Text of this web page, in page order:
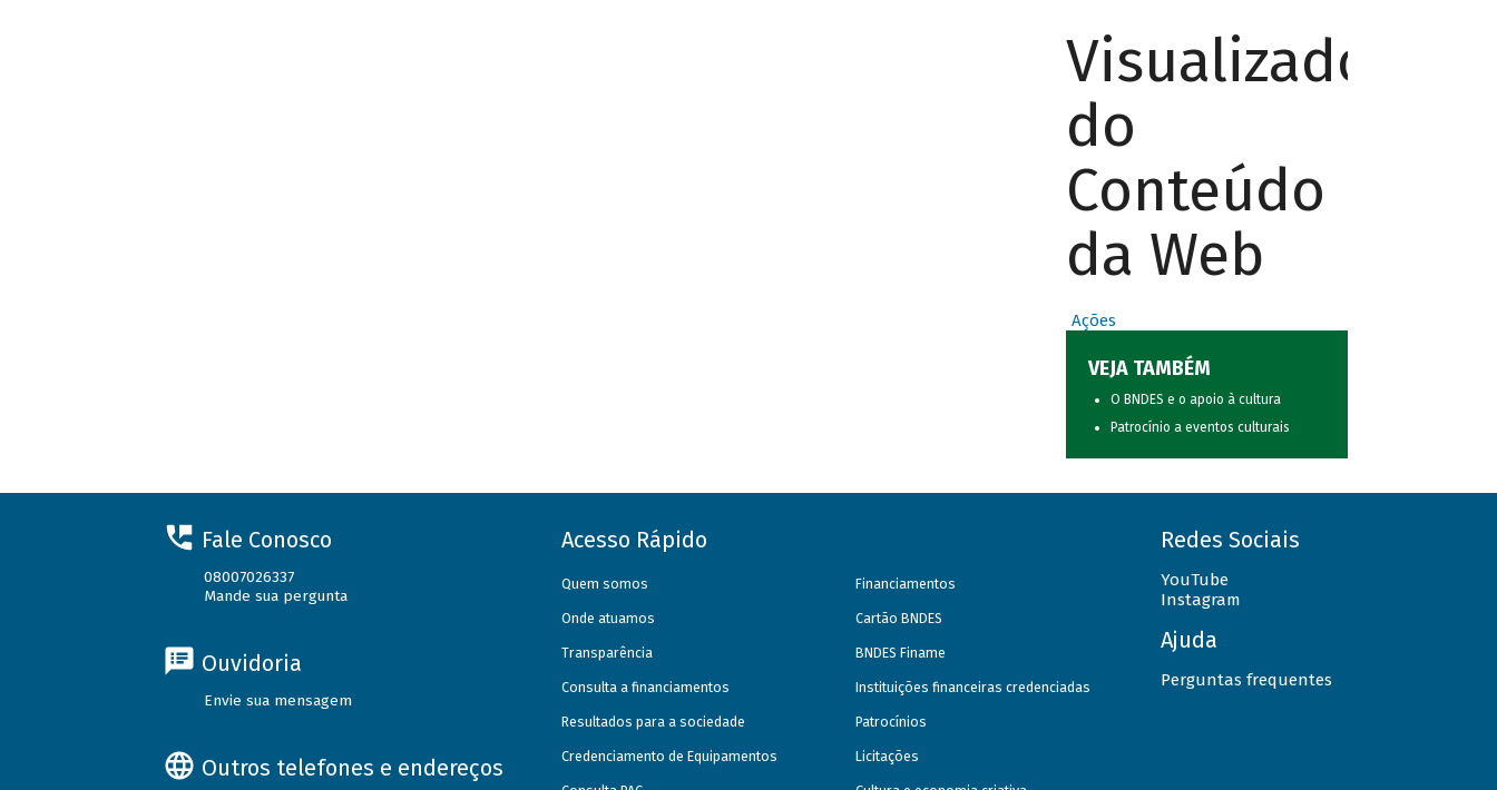
Visualizador
do
Conteúdo
da Web
Ações
VEJA TAMBÉM
O BNDES e o apoio à cultura
Patrocínio a eventos culturais
Fale Conosco
08007026337
Mande sua pergunta
Ouvidoria
Envie sua mensagem
Outros telefones e endereços
Acesso Rápido
Quem somos
Onde atuamos
Transparência
Consulta a financiamentos
Resultados para a sociedade
Credenciamento de Equipamentos
Financiamentos
Cartão BNDES
BNDES Finame
Instituições financeiras credenciadas
Patrocínios
Licitações
Redes Sociais
YouTube
Instagram
Ajuda
Perguntas frequentes